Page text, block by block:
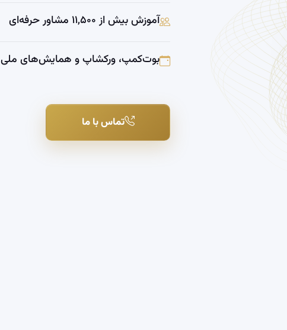
آموزش بیش از ۱۱,۵۰۰ مشاور حرفه‌ای
بوت‌کمپ، ورکشاپ و همایش‌های ملی
تماس با ما